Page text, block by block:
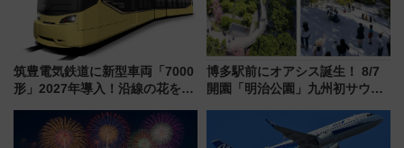
筑豊電気鉄道に新型車両「7000
形」2027年導入！沿線の花をイ
内は落ち着いたゆとりある空間
博多駅前にオアシス誕生！ 8/7
開園「明治公園」九州初サウナ
品グルメ登場で駅前の過ごし方
はどう変わる？